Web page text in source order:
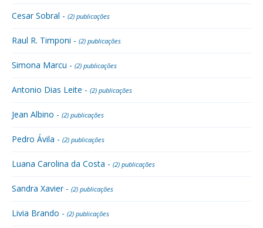
Cesar Sobral - (2) publicações
Raul R. Timponi - (2) publicações
Simona Marcu - (2) publicações
Antonio Dias Leite - (2) publicações
Jean Albino - (2) publicações
Pedro Ávila - (2) publicações
Luana Carolina da Costa - (2) publicações
Sandra Xavier - (2) publicações
Livia Brando - (2) publicações